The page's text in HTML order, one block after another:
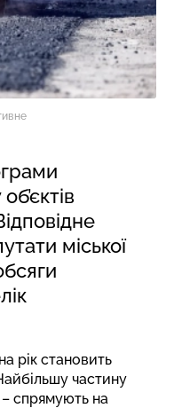
міської
рік становить
частину
– спрямують на